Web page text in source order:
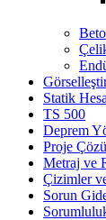
Statik
TS 500
Deprem
Proje
Metraj ve
Çizimler
Sorun